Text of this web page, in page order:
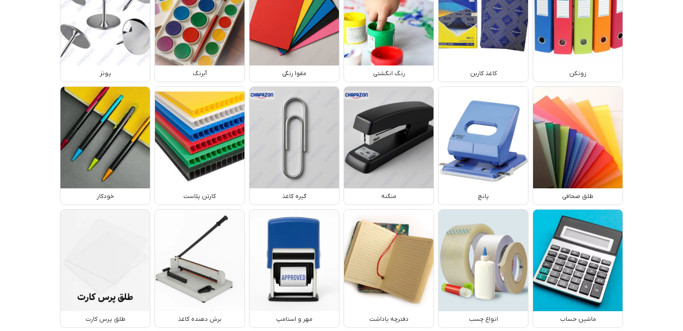
زونکن کاغذ کاربن رنگ انگشتی مقوا رنگی آبرنگ پونز
طلق صحافی پانچ منگنه گیره کاغذ کارتن پلاست خودکار
ماشین حساب انواع چسب دفترچه یاداشت مهر و استامپ برش دهنده کاغذ طلق پرس کارت